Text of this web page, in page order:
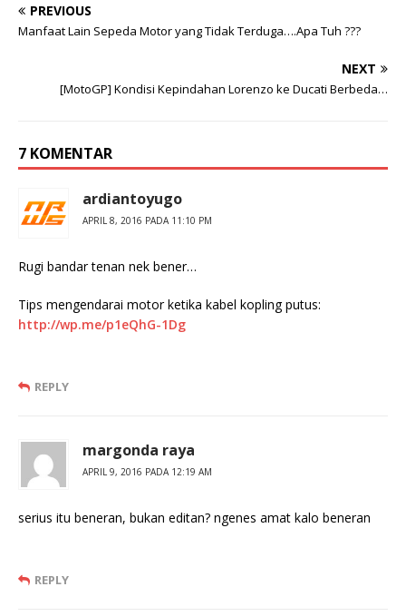
PREVIOUS
Manfaat Lain Sepeda Motor yang Tidak Terduga….Apa Tuh ???
NEXT
[MotoGP] Kondisi Kepindahan Lorenzo ke Ducati Berbeda…
7 KOMENTAR
ardiantoyugo
APRIL 8, 2016 PADA 11:10 PM
Rugi bandar tenan nek bener…
Tips mengendarai motor ketika kabel kopling putus:
http://wp.me/p1eQhG-1Dg
REPLY
margonda raya
APRIL 9, 2016 PADA 12:19 AM
serius itu beneran, bukan editan? ngenes amat kalo beneran
REPLY